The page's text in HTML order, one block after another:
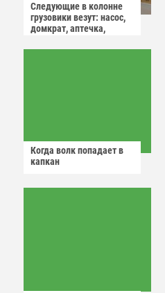
Следующие в колонне
грузовики везут: насос,
домкрат, аптечка,
Когда волк попадает в
капкан